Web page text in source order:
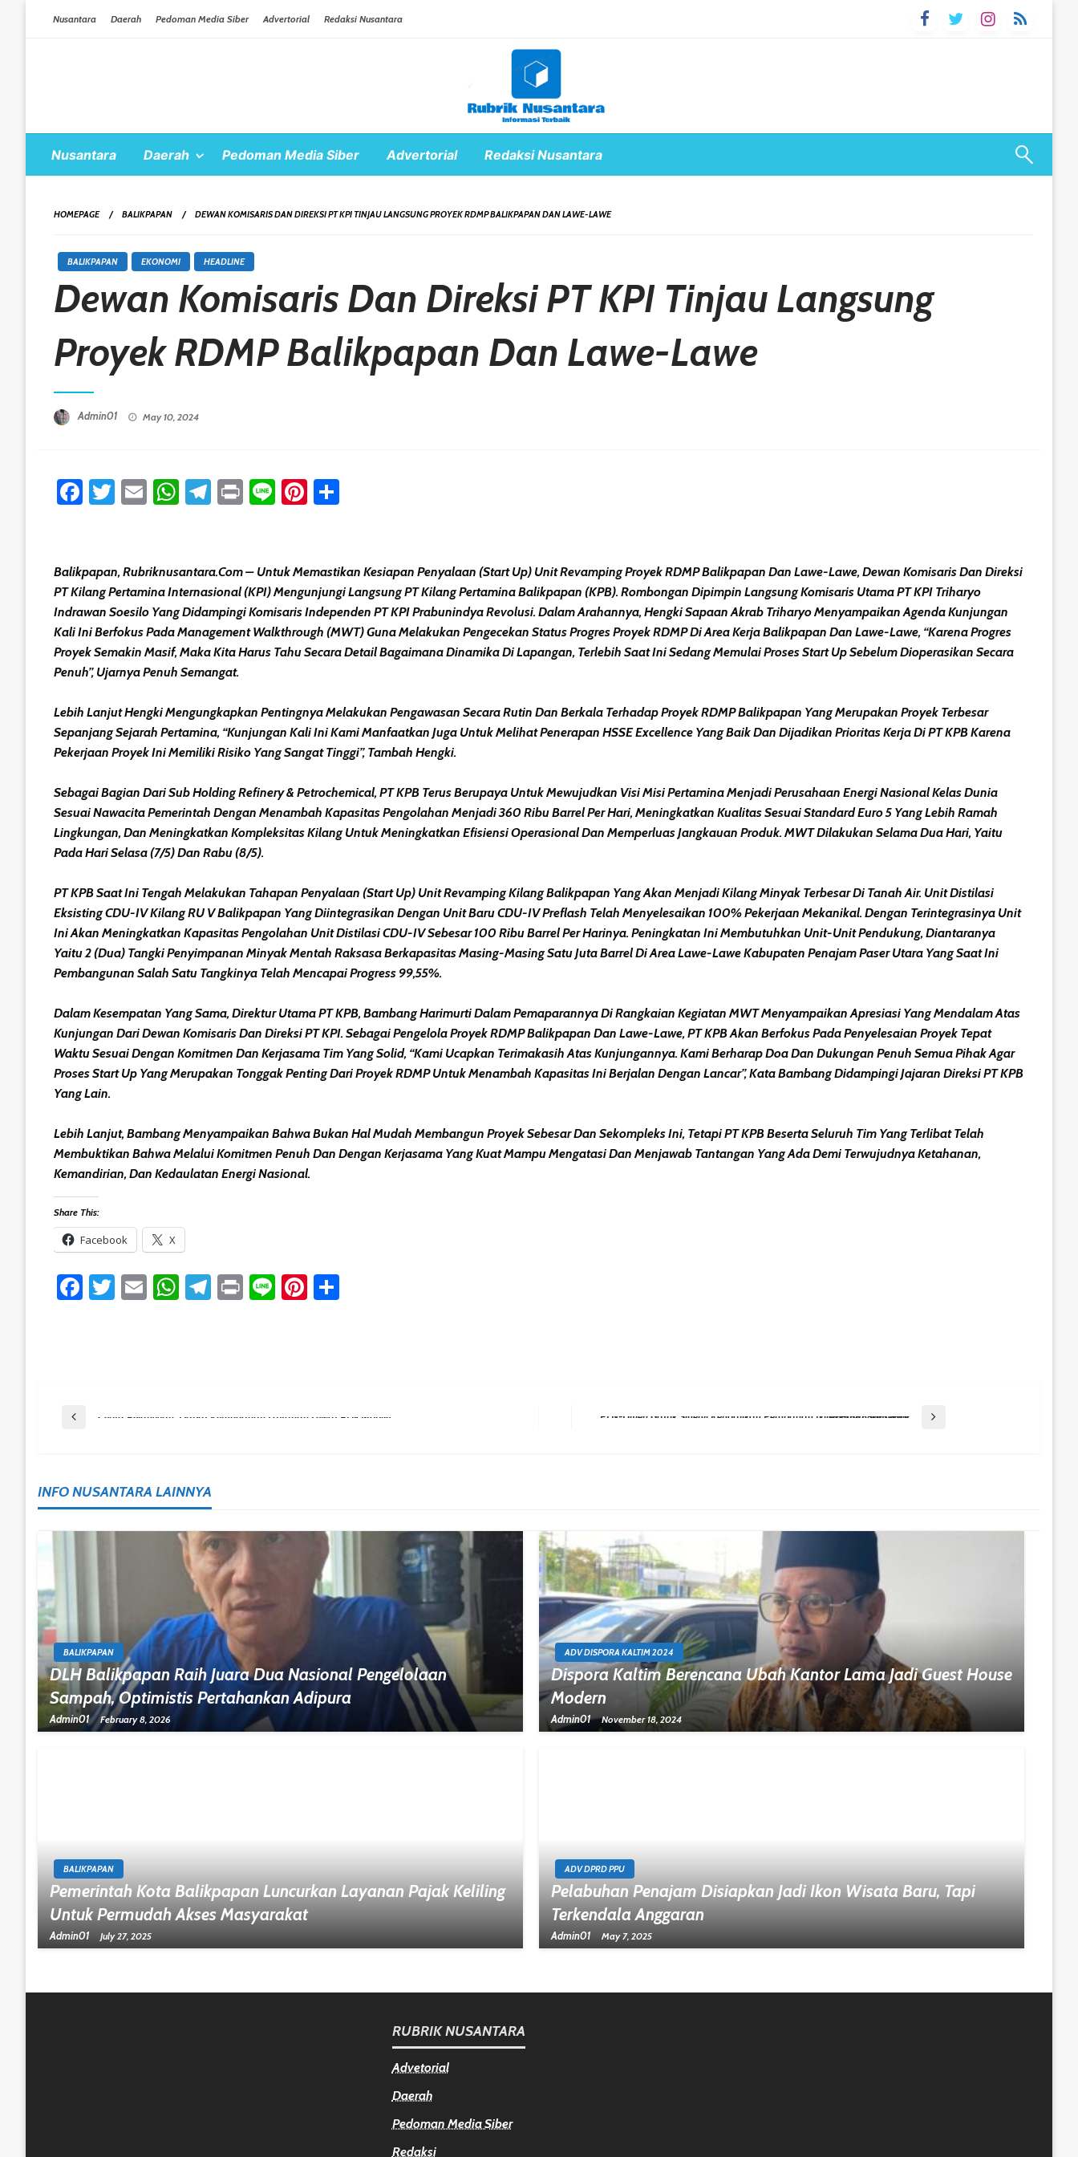
Nusantara Daerah Pedoman Media Siber Advertorial Redaksi Nusantara
Nusantara Daerah Pedoman Media Siber Advertorial Redaksi Nusantara
HOMEPAGE BALIKPAPAN DEWAN KOMISARIS DAN DIREKSI PT KPI TINJAU LANGSUNG PROYEK RDMP BALIKPAPAN DAN LAWE-LAWE
BALIKPAPAN EKONOMI HEADLINE
Dewan Komisaris Dan Direksi PT KPI Tinjau Langsung
Proyek RDMP Balikpapan Dan Lawe-Lawe
Admin01 May 10, 2024
Facebook
Twitter
EmailWhatsApp
Telegram
PrintLinePinterest
Balikpapan, Rubriknusantara.com – Untuk Memastikan Kesiapan Penyalaan (start Up) Unit Revamping Proyek RDMP Balikpapan Dan Lawe-Lawe, Dewan Komisaris Dan Direksi
PT Kilang Pertamina Internasional (KPI) Mengunjungi Langsung PT Kilang Pertamina Balikpapan (KPB). Rombongan Dipimpin Langsung Komisaris Utama PT KPI Triharyo
Indrawan Soesilo Yang Didampingi Komisaris Independen PT KPI Prabunindya Revolusi. Dalam Arahannya, Hengki Sapaan Akrab Triharyo Menyampaikan Agenda Kunjungan
Kali Ini Berfokus Pada Management Walkthrough (MWT) Guna Melakukan Pengecekan Status Progres Proyek RDMP Di Area Kerja Balikpapan Dan Lawe-Lawe, “Karena Progres
Proyek Semakin Masif, Maka Kita Harus Tahu Secara Detail Bagaimana Dinamika Di Lapangan, Terlebih Saat Ini Sedang Memulai Proses Start Up Sebelum Dioperasikan Secara
Penuh”, Ujarnya Penuh Semangat.
Lebih Lanjut Hengki Mengungkapkan Pentingnya Melakukan Pengawasan Secara Rutin Dan Berkala Terhadap Proyek RDMP Balikpapan Yang Merupakan Proyek Terbesar
Sepanjang Sejarah Pertamina, “Kunjungan Kali Ini Kami Manfaatkan Juga Untuk Melihat Penerapan HSSE Excellence Yang Baik Dan Dijadikan Prioritas Kerja Di PT KPB Karena
Pekerjaan Proyek Ini Memiliki Risiko Yang Sangat Tinggi”, Tambah Hengki.
Sebagai Bagian Dari Sub Holding Refinery & Petrochemical, PT KPB Terus Berupaya Untuk Mewujudkan Visi Misi Pertamina Menjadi Perusahaan Energi Nasional Kelas Dunia
Sesuai Nawacita Pemerintah Dengan Menambah Kapasitas Pengolahan Menjadi 360 Ribu Barrel Per Hari, Meningkatkan Kualitas Sesuai Standard Euro 5 Yang Lebih Ramah
Lingkungan, Dan Meningkatkan Kompleksitas Kilang Untuk Meningkatkan Efisiensi Operasional Dan Memperluas Jangkauan Produk. MWT Dilakukan Selama Dua Hari, Yaitu
Pada Hari Selasa (7/5) Dan Rabu (8/5).
PT KPB Saat Ini Tengah Melakukan Tahapan Penyalaan (start Up) Unit Revamping Kilang Balikpapan Yang Akan Menjadi Kilang Minyak Terbesar Di Tanah Air. Unit Distilasi
Eksisting CDU-IV Kilang RU V Balikpapan Yang Diintegrasikan Dengan Unit Baru CDU-IV Preflash Telah Menyelesaikan 100% Pekerjaan Mekanikal. Dengan Terintegrasinya Unit
Ini Akan Meningkatkan Kapasitas Pengolahan Unit Distilasi CDU-IV Sebesar 100 Ribu Barrel Per Harinya. Peningkatan Ini Membutuhkan Unit-Unit Pendukung, Diantaranya
Yaitu 2 (dua) Tangki Penyimpanan Minyak Mentah Raksasa Berkapasitas Masing-Masing Satu Juta Barrel Di Area Lawe-Lawe Kabupaten Penajam Paser Utara Yang Saat Ini
Pembangunan Salah Satu Tangkinya Telah Mencapai Progress 99,55%.
Dalam Kesempatan Yang Sama, Direktur Utama PT KPB, Bambang Harimurti Dalam Pemaparannya Di Rangkaian Kegiatan MWT Menyampaikan Apresiasi Yang Mendalam Atas
Kunjungan Dari Dewan Komisaris Dan Direksi PT KPI. Sebagai Pengelola Proyek RDMP Balikpapan Dan Lawe-Lawe, PT KPB Akan Berfokus Pada Penyelesaian Proyek Tepat
Waktu Sesuai Dengan Komitmen Dan Kerjasama Tim Yang Solid, “Kami Ucapkan Terimakasih Atas Kunjungannya. Kami Berharap Doa Dan Dukungan Penuh Semua Pihak Agar
Proses Start Up Yang Merupakan Tonggak Penting Dari Proyek RDMP Untuk Menambah Kapasitas Ini Berjalan Dengan Lancar”, Kata Bambang Didampingi Jajaran Direksi PT KPB
Yang Lain.
Lebih Lanjut, Bambang Menyampaikan Bahwa Bukan Hal Mudah Membangun Proyek Sebesar Dan Sekompleks Ini, Tetapi PT KPB Beserta Seluruh Tim Yang Terlibat Telah
Membuktikan Bahwa Melalui Komitmen Penuh Dan Dengan Kerjasama Yang Kuat Mampu Mengatasi Dan Menjawab Tantangan Yang Ada Demi Terwujudnya Ketahanan,
Kemandirian, Dan Kedaulatan Energi Nasional.
Share This:
Facebook X
Facebook
Twitter
EmailWhatsApp
Telegram
PrintLinePinterest
Post
Previous Post Cerita Pelanggan, Dapat Kemudahan Layanan Lewat PLN Mobile Next Post PLN-Ditjen Gatrik Sinergi Kendalikan Perubahan Iklim Pada Subsektor Pembangkit Listrik
INFO NUSANTARA LAINNYA
BALIKPAPAN
DLH Balikpapan Raih Juara Dua Nasional Pengelolaan
Sampah, Optimistis Pertahankan Adipura
Admin01 February 8, 2026
ADV DISPORA KALTIM 2024
Dispora Kaltim Berencana Ubah Kantor Lama Jadi Guest House
Modern
Admin01 November 18, 2024
BALIKPAPAN
Pemerintah Kota Balikpapan Luncurkan Layanan Pajak Keliling
Untuk Permudah Akses Masyarakat
Admin01 July 27, 2025
ADV DPRD PPU
Pelabuhan Penajam Disiapkan Jadi Ikon Wisata Baru, Tapi
Terkendala Anggaran
Admin01 May 7, 2025
RUBRIK NUSANTARA
Advetorial
Daerah
Pedoman Media Siber
Redaksi